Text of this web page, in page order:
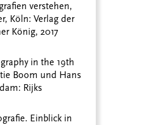
verstehen,
Köln: Verlag der
König, 2017
in the 19th
Boom und Hans
Rijks
Einblick in